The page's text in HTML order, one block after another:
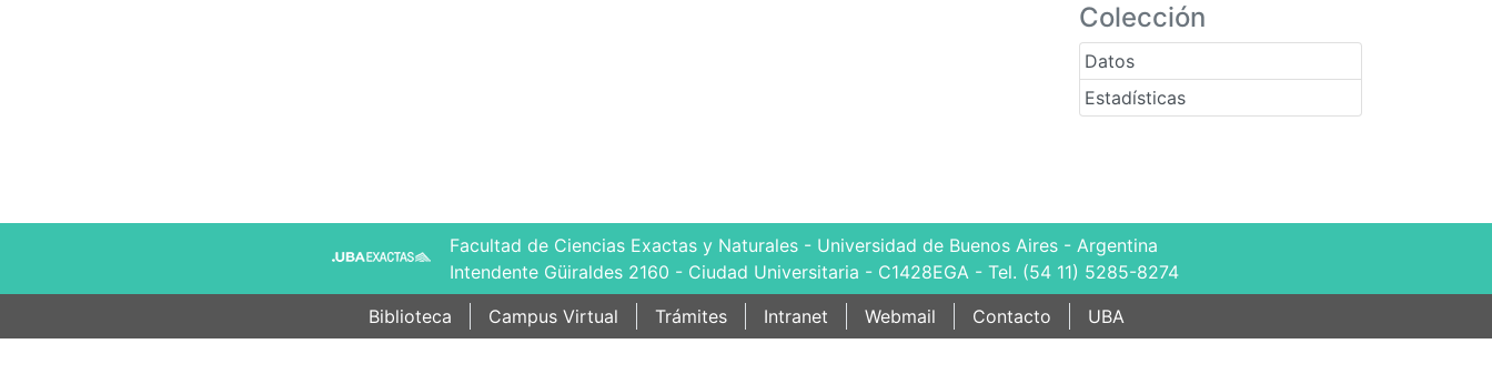
Colección
Datos
Estadísticas
Facultad de Ciencias Exactas y Naturales - Universidad de Buenos Aires - Argentina
Intendente Güiraldes 2160 - Ciudad Universitaria - C1428EGA - Tel. (54 11) 5285-8274
Biblioteca
Campus Virtual Trámites Intranet Webmail Contacto UBA